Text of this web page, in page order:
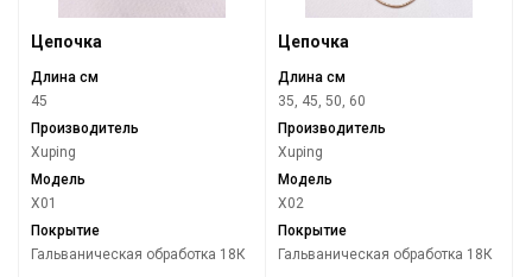
Цепочка
Длина см
45
Производитель
Xuping
Модель
X01
Покрытие
Гальваническая обработка 18К
Цепочка
Длина см
35, 45, 50, 60
Производитель
Xuping
Модель
X02
Покрытие
Гальваническая обработка 18К